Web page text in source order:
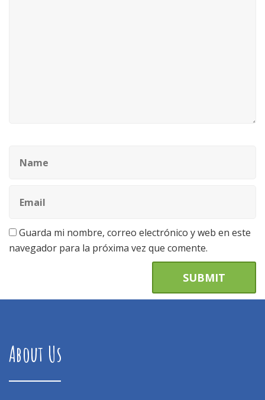
Guarda mi nombre, correo electrónico y web en este
navegador para la próxima vez que comente.
About Us